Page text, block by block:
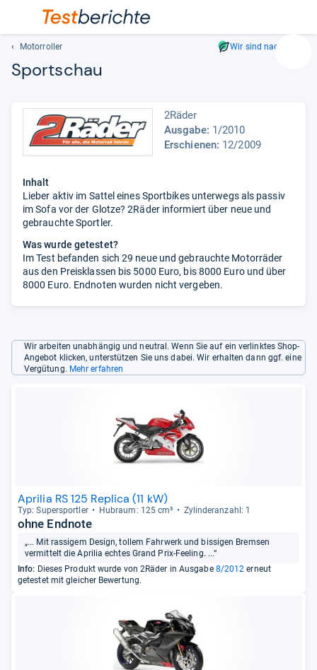
mit
den
Motorroller Wir sind nachhaltig
Sportschau
2Räder
Ausgabe: 1/2010
Erschienen: 12/2009
Inhalt
Lieber aktiv im Sattel eines Sportbikes unterwegs als passiv
im Sofa vor der Glotze? 2Räder informiert über neue und
gebrauchte Sportler.
Was wurde getestet?
Im Test befanden sich 29 neue und gebrauchte Motorräder
aus den Preisklassen bis 5000 Euro, bis 8000 Euro und über
8000 Euro. Endnoten wurden nicht vergeben.
Wir arbeiten unabhängig und neutral. Wenn Sie auf ein verlinktes Shop-
Angebot klicken, unterstützen Sie uns dabei. Wir erhalten dann ggf. eine
Vergütung. Mehr erfahren
Aprilia RS 125 Replica (11 kW)
Typ: Super­sport­ler Hub­raum: 125 cm³ Zylin­deran­zahl: 1
ohne Endnote
„... Mit rassigem Design, tollem Fahrwerk und bissigen Bremsen
vermittelt die Aprilia echtes Grand Prix-Feeling. ...“
Info: Dieses Produkt wurde von 2Räder in Ausgabe 8/2012 erneut
getestet mit gleicher Bewertung.